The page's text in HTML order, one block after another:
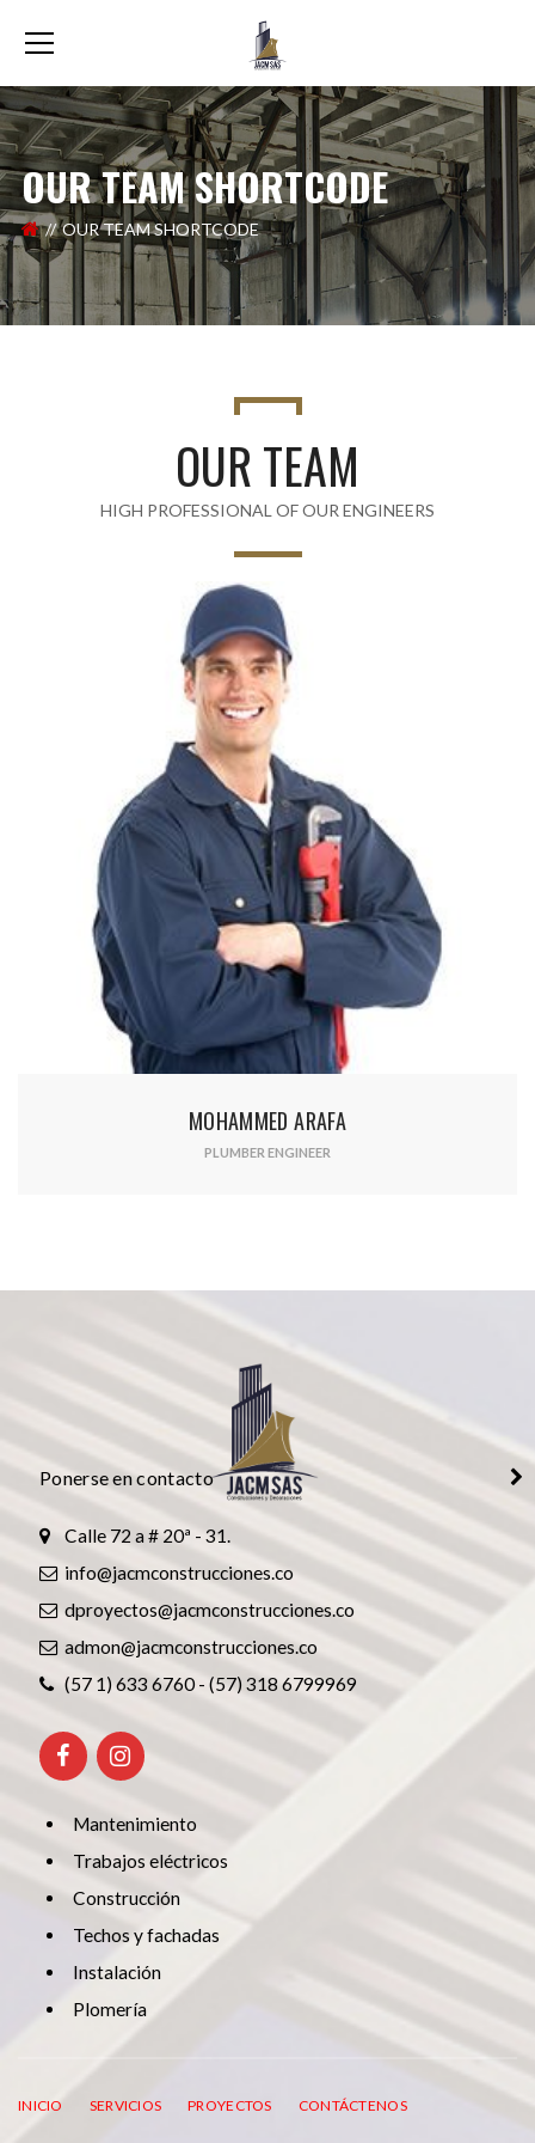
Pronto nos comunicaremos con usted.
CONTINUAR
OUR TEAM SHORTCODE
OUR TEAM SHORTCODE
OUR TEAM
HIGH PROFESSIONAL OF OUR ENGINEERS
MOHAMMED ARAFA
PLUMBER ENGINEER
Ponerse en contacto
Calle 72 a # 20ª - 31.
info@jacmconstrucciones.co
dproyectos@jacmconstrucciones.co
admon@jacmconstrucciones.co
(57 1) 633 6760 - (57) 318 6799969
Mantenimiento
Trabajos eléctricos
Construcción
Techos y fachadas
Instalación
Plomería
INICIO SERVICIOS PROYECTOS CONTÁCTENOS